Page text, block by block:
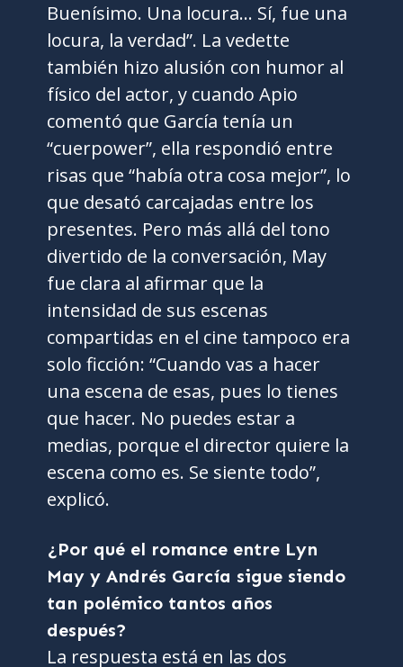
Buenísimo. Una locura… Sí, fue una
locura, la verdad”. La vedette
también hizo alusión con humor al
físico del actor, y cuando Apio
comentó que García tenía un
“cuerpower”, ella respondió entre
risas que “había otra cosa mejor”, lo
que desató carcajadas entre los
presentes. Pero más allá del tono
divertido de la conversación, May
fue clara al afirmar que la
intensidad de sus escenas
compartidas en el cine tampoco era
solo ficción: “Cuando vas a hacer
una escena de esas, pues lo tienes
que hacer. No puedes estar a
medias, porque el director quiere la
escena como es. Se siente todo”,
explicó.
¿Por qué el romance entre Lyn
May y Andrés García sigue siendo
tan polémico tantos años
después?
La respuesta está en las dos